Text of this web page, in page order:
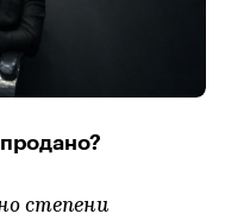
степени